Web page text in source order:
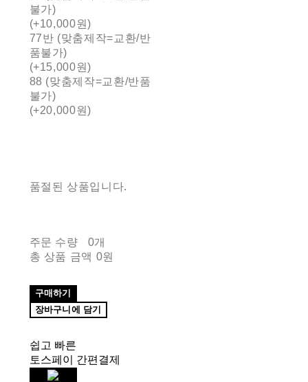
불가)
(+10,000원)
77반 (맞춤제작=교환/반
품불가)
(+15,000원)
88 (맞춤제작=교환/반품
불가)
(+20,000원)
품절된 상품입니다.
주문 수량
0개
총 상품 금액 0원
구매하기
장바구니에 담기
쉽고 빠른
토스페이 간편결제